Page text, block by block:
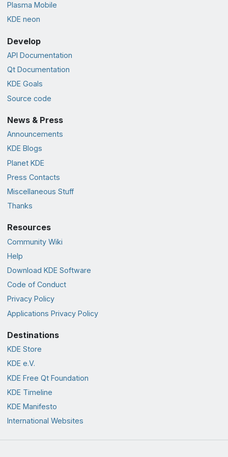
Plasma Mobile
KDE neon
Develop
API Documentation
Qt Documentation
KDE Goals
Source code
News & Press
Announcements
KDE Blogs
Planet KDE
Press Contacts
Miscellaneous Stuff
Thanks
Resources
Community Wiki
Help
Download KDE Software
Code of Conduct
Privacy Policy
Applications Privacy Policy
Destinations
KDE Store
KDE e.V.
KDE Free Qt Foundation
KDE Timeline
KDE Manifesto
International Websites